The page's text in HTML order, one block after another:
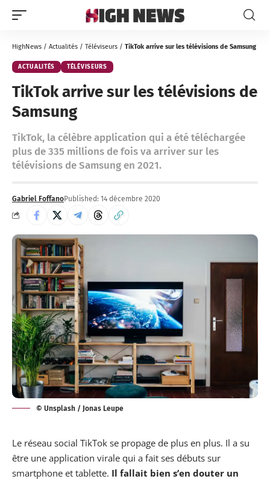
HighNews / Actualités / Téléviseurs / TikTok arrive sur les télévisions de Samsung
ACTUALITÉS TÉLÉVISEURS
TikTok arrive sur les télévisions de
Samsung
TikTok, la célèbre application qui a été téléchargée
plus de 335 millions de fois va arriver sur les
télévisions de Samsung en 2021.
Gabriel FoffanoPublished: 14 décembre 2020
© Unsplash / Jonas Leupe
Le réseau social TikTok se propage de plus en plus. Il a su
être une application virale qui a fait ses débuts sur
smartphone et tablette. Il fallait bien s’en douter un